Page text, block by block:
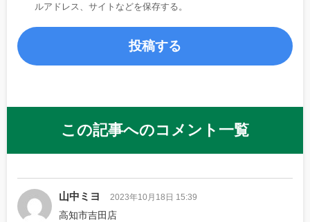
ルアドレス、サイトなどを保存する。
この記事へのコメント一覧
山中ミヨ 2023年10月18日 15:39
高知市吉田店